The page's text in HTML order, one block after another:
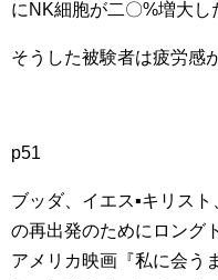
にNK細胞が二〇%増大し
そうした被験者は疲労感
p51
ブッダ、イエス▪キリス
の再出発のためにロング
アメリカ映画『私に会う